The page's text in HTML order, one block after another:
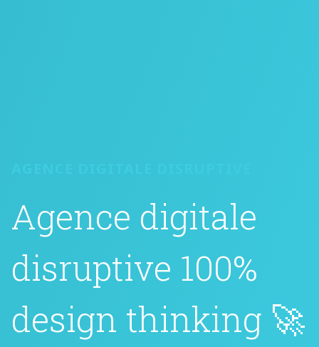
Agence digitale
disruptive 100%
design thinking 🚀